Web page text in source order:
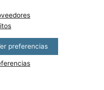
preferencias